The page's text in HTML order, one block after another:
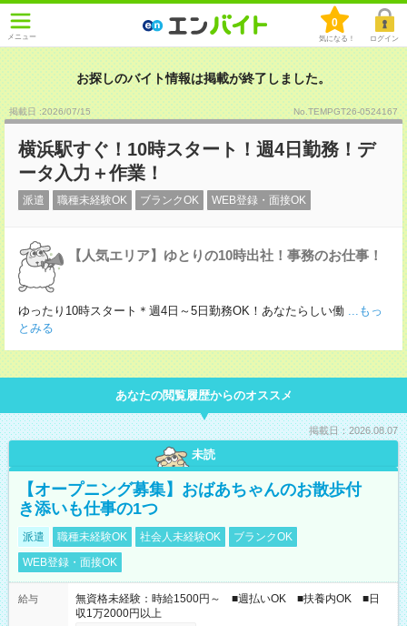
メニュー
0
気になる！ ログイン
お探しのバイト情報は掲載が終了しました。
掲載日 :2026/07/15 No.TEMPGT26-0524167
横浜駅すぐ！10時スタート！週4日勤務！デ
ータ入力＋作業！
派遣 職種未経験OK ブランクOK WEB登録・面接OK
【人気エリア】ゆとりの10時出社！事務のお仕事！
ゆったり10時スタート＊週4日～5日勤務OK！あなたらしい働 ...もっ
とみる
あなたの閲覧履歴からのオススメ
掲載日：2026.08.07
未読
【オープニング募集】おばあちゃんのお散歩付
き添いも仕事の1つ
派遣 職種未経験OK 社会人未経験OK
ブランクOK
WEB登録・面接OK
給与
無資格未経験：時給1500円～ ■週払いOK ■扶養内OK ■日
収1万2000円以上